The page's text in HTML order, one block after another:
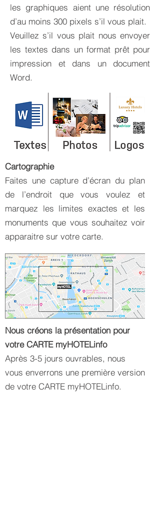
les graphiques aient une résolution
d’au moins 300 pixels s’il vous plait.
Veuillez s’il vous plait nous envoyer
les textes dans un format prêt pour
impression et dans un document
Word.
Cartographie
Faites une capture d’écran du plan
de l’endroit que vous voulez et
marquez les limites exactes et les
monuments que vous souhaitez voir
apparaitre sur votre carte.
Nous créons la présentation pour
votre CARTE myHOTELinfo
Après 3-5 jours ouvrables, nous
vous enverrons une première version
de votre CARTE myHOTELinfo.